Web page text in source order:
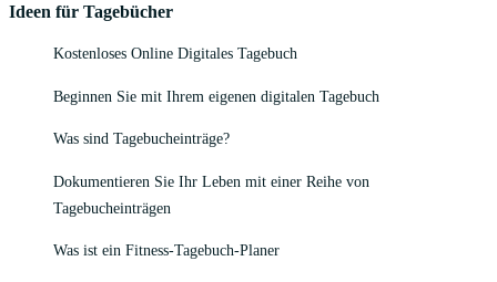
Ideen für Tagebücher
Kostenloses Online Digitales Tagebuch
Beginnen Sie mit Ihrem eigenen digitalen Tagebuch
Was sind Tagebucheinträge?
Dokumentieren Sie Ihr Leben mit einer Reihe von
Tagebucheinträgen
Was ist ein Fitness-Tagebuch-Planer